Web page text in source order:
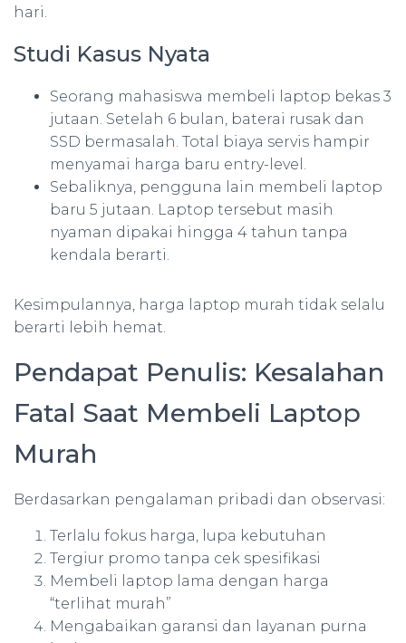
hari.
Studi Kasus Nyata
Seorang mahasiswa membeli laptop bekas 3
jutaan. Setelah 6 bulan, baterai rusak dan
SSD bermasalah. Total biaya servis hampir
menyamai harga baru entry-level.
Sebaliknya, pengguna lain membeli laptop
baru 5 jutaan. Laptop tersebut masih
nyaman dipakai hingga 4 tahun tanpa
kendala berarti.
Kesimpulannya, harga laptop murah tidak selalu
berarti lebih hemat.
Pendapat Penulis: Kesalahan
Fatal Saat Membeli Laptop
Murah
Berdasarkan pengalaman pribadi dan observasi:
Terlalu fokus harga, lupa kebutuhan
Tergiur promo tanpa cek spesifikasi
Membeli laptop lama dengan harga
“terlihat murah”
Mengabaikan garansi dan layanan purna